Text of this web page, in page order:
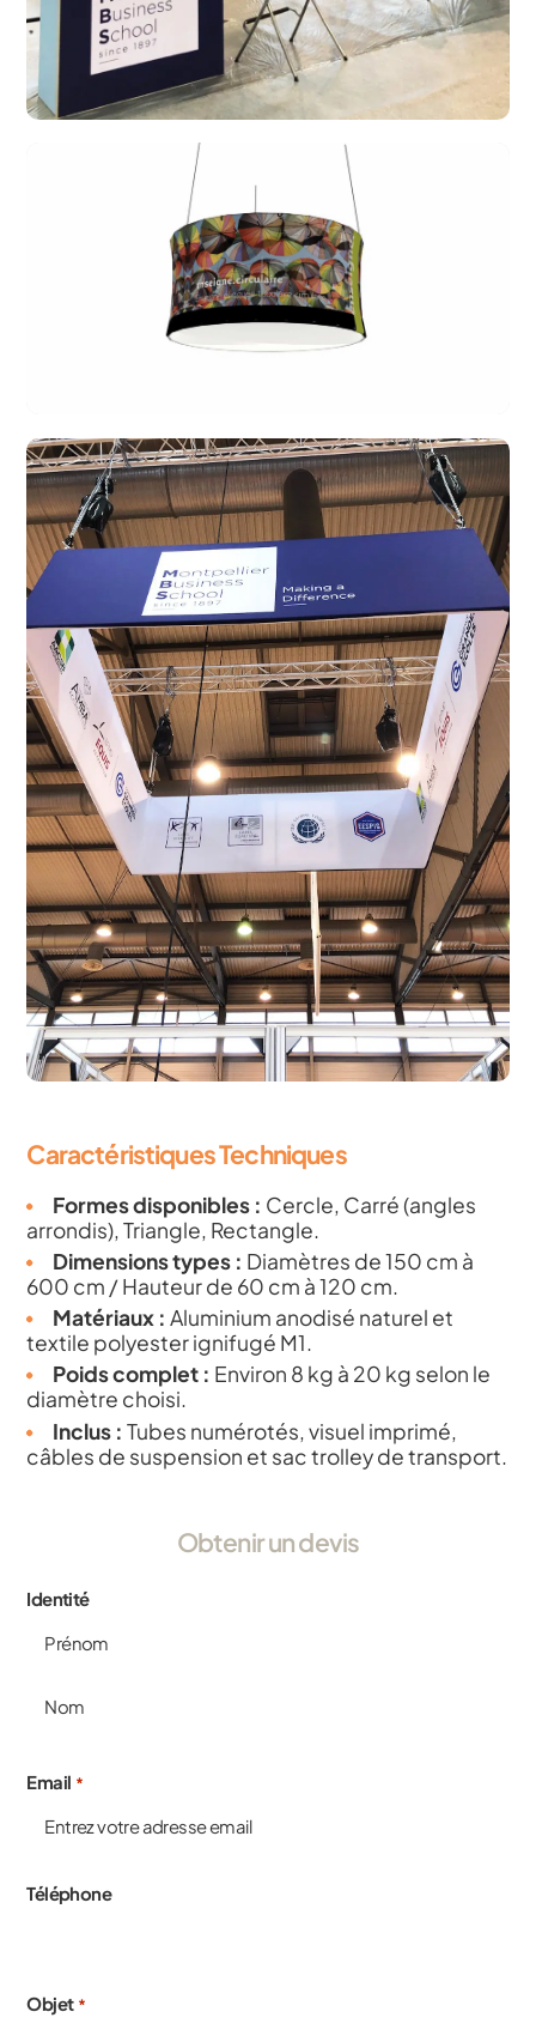
Caractéristiques Techniques
Formes disponibles : Cercle, Carré (angles
arrondis), Triangle, Rectangle.
Dimensions types : Diamètres de 150 cm à
600 cm / Hauteur de 60 cm à 120 cm.
Matériaux : Aluminium anodisé naturel et
textile polyester ignifugé M1.
Poids complet : Environ 8 kg à 20 kg selon le
diamètre choisi.
Inclus : Tubes numérotés, visuel imprimé,
câbles de suspension et sac trolley de transport.
Obtenir un devis
Identité
Email *
Téléphone
Objet *